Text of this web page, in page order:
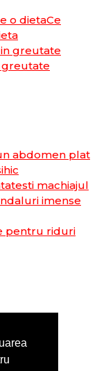
Ce
greutate
abdomen plat
machiajul
imense
pentru riduri